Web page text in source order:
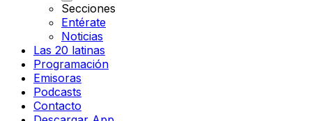
Secciones
Entérate
Noticias
Las 20 latinas
Programación
Emisoras
Podcasts
Contacto